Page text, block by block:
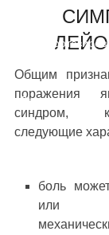
Лечение рака
Общим
поражения
синдром,
следующие
боль
или